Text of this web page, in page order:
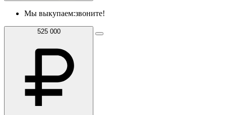
Мы выкупаем:звоните!
525 000